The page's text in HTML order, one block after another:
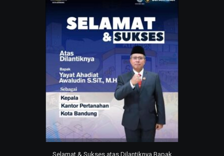
Selamat & Sukses atas Dilantiknya Bapak